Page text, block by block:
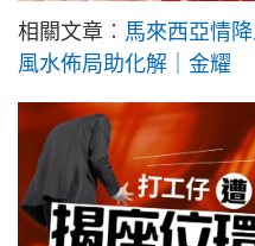
相關文章︰ 馬來西亞情
風水佈局助化解｜金耀